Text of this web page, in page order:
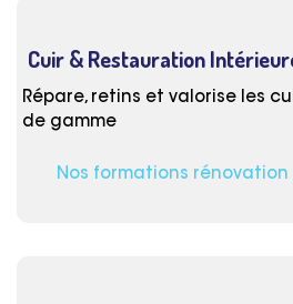
Cuir & Restauration
Répare, retins et valorise les
de gamme
Nos formations rénovation